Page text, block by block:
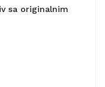
sa originalnim